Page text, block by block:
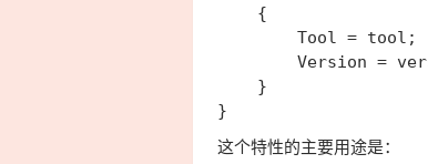
    {
        Tool = tool;
Version =
    }
这个特性的主要用途是：